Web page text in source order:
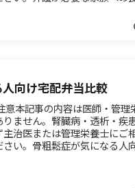
向け宅配弁当比較
本記事の内容は医師・管理
ません。腎臓病・透析・疾
治医または管理栄養士にご
い。骨粗鬆症が気になる人向